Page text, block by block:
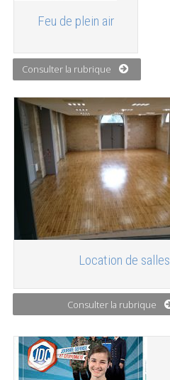
Feu de plein air
Consulter la rubrique
Location de salles
Consulter la rubrique